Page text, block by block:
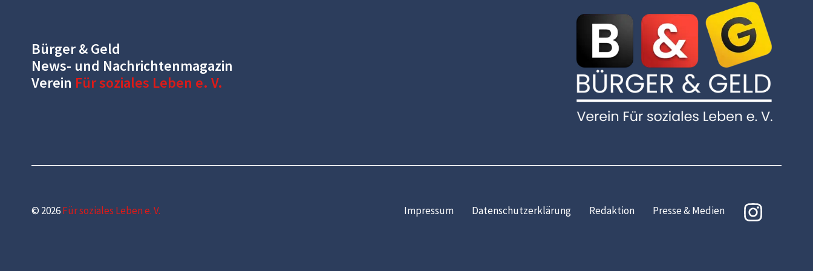
Bürger & Geld
News- und Nachrichtenmagazin
Verein Für soziales Leben e. V.
© 2026Für soziales Leben e. V. Impressum Datenschutzerklärung Redaktion Presse & Medien